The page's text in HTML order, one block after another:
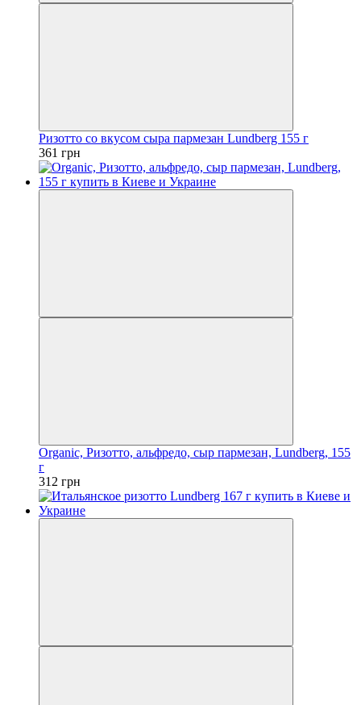
Ризотто со вкусом сыра пармезан Lundberg 155 г
361 грн
Organic, Ризотто, альфредо, сыр пармезан, Lundberg, 155
г
312 грн